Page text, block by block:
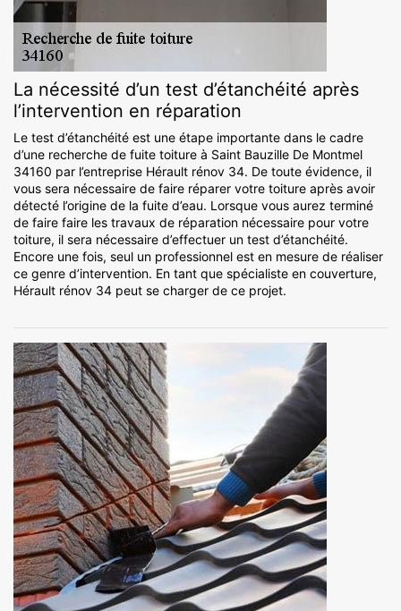
La nécessité d’un test d’étanchéité après
l’intervention en réparation
Le test d’étanchéité est une étape importante dans le cadre
d’une recherche de fuite toiture à Saint Bauzille De Montmel
34160 par l’entreprise Hérault rénov 34. De toute évidence, il
vous sera nécessaire de faire réparer votre toiture après avoir
détecté l’origine de la fuite d’eau. Lorsque vous aurez terminé
de faire faire les travaux de réparation nécessaire pour votre
toiture, il sera nécessaire d’effectuer un test d’étanchéité.
Encore une fois, seul un professionnel est en mesure de réaliser
ce genre d’intervention. En tant que spécialiste en couverture,
Hérault rénov 34 peut se charger de ce projet.